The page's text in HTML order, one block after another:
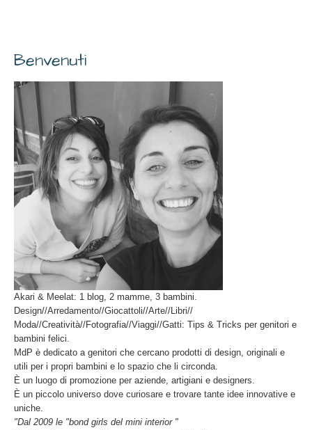
Benvenuti
Akari & Meelat: 1 blog, 2 mamme, 3 bambini.
Design//Arredamento//Giocattoli//Arte//Libri//
Moda//Creatività//Fotografia//Viaggi//Gatti: Tips & Tricks per genitori e
bambini felici.
MdP è dedicato a genitori che cercano prodotti di design, originali e
utili per i propri bambini e lo spazio che li circonda.
È un luogo di promozione per aziende, artigiani e designers.
È un piccolo universo dove curiosare e trovare tante idee innovative e
uniche.
"Dal 2009 le "bond girls del mini interior "